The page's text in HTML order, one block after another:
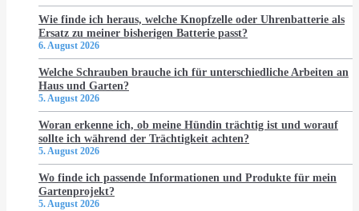
Wie finde ich heraus, welche Knopfzelle oder Uhrenbatterie als
Ersatz zu meiner bisherigen Batterie passt?
6. August 2026
Welche Schrauben brauche ich für unterschiedliche Arbeiten an
Haus und Garten?
5. August 2026
Woran erkenne ich, ob meine Hündin trächtig ist und worauf
sollte ich während der Trächtigkeit achten?
5. August 2026
Wo finde ich passende Informationen und Produkte für mein
Gartenprojekt?
5. August 2026